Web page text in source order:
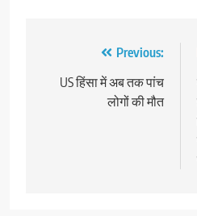
navigation
Previous:
US हिंसा में अब तक पांच
लोगों की मौत